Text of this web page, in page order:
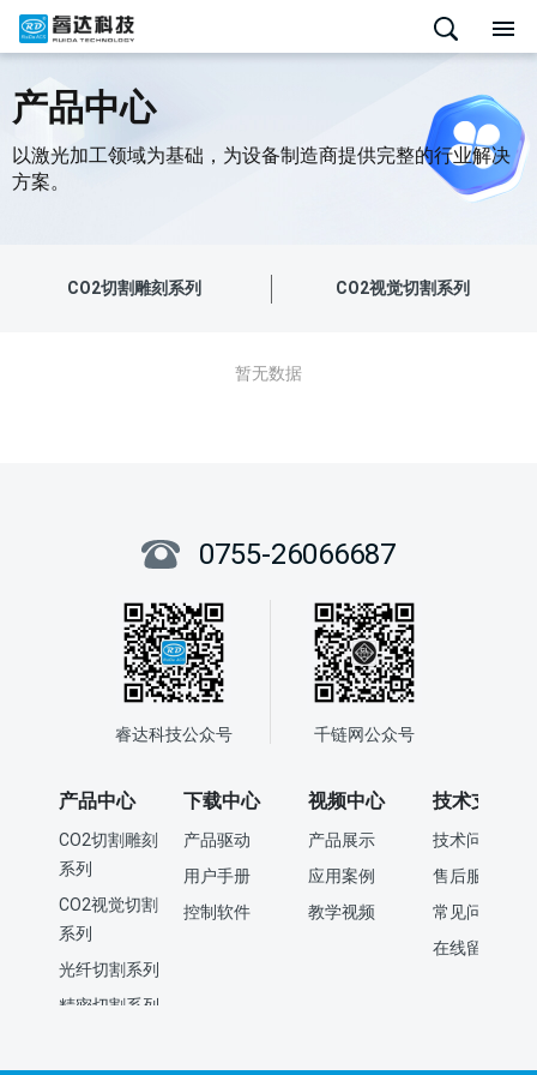
产品中心
以激光加工领域为基础，为设备制造商提供完整的行业解决
方案。
CO2切割雕刻系列 CO2视觉切割系列
暂无数据
0755-26066687
睿达科技公众号 千链网公众号
产品中心
CO2切割雕刻
系列
CO2视觉切割
系列
光纤切割系列
精密切割系列
下载中心
产品驱动
用户手册
控制软件
视频中心
产品展示
应用案例
教学视频
技术支持
技术问答
售后服务
常见问题
在线留言